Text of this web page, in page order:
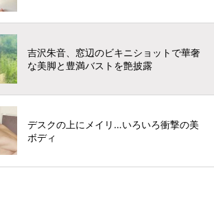
吉沢朱音、窓辺のビキニショットで華奢
な美脚と豊満バストを艶披露
デスクの上にメイリ…いろいろ衝撃の美
ボディ